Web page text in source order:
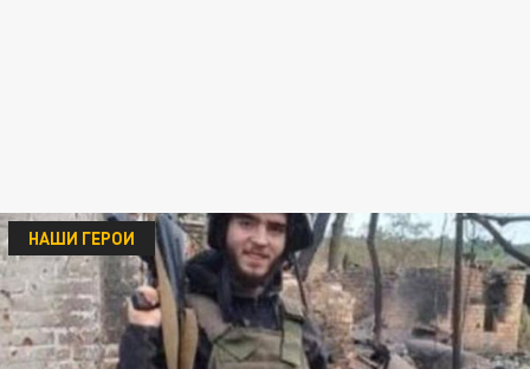
НАШИ ГЕРОИ